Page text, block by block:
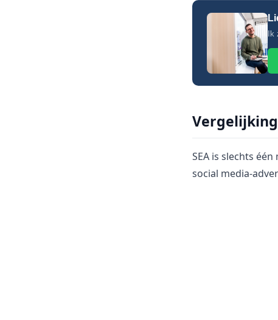
SEA is slechts
social media-